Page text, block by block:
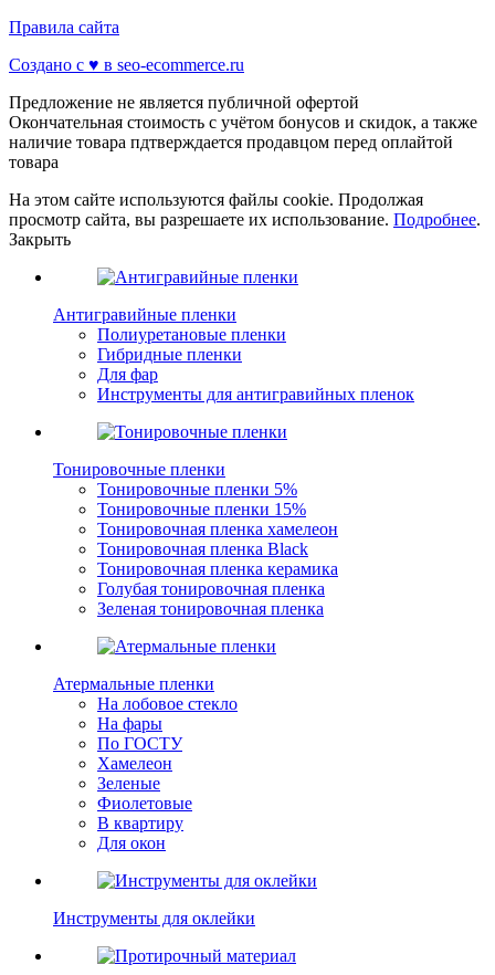
Правила сайта
Создано с ♥️ в seo-ecommerce.ru
Предложение не является публичной офертой
Окончательная стоимость с учётом бонусов и скидок, а также
наличие товара пдтверждается продавцом перед оплайтой
товара
На этом сайте используются файлы cookie. Продолжая
просмотр сайта, вы разрешаете их использование. Подробнее.
Закрыть
Антигравийные пленки
Полиуретановые пленки
Гибридные пленки
Для фар
Инструменты для антигравийных пленок
Тонировочные пленки
Тонировочные пленки 5%
Тонировочные пленки 15%
Тонировочная пленка хамелеон
Тонировочная пленка Black
Тонировочная пленка керамика
Голубая тонировочная пленка
Зеленая тонировочная пленка
Атермальные пленки
На лобовое стекло
На фары
По ГОСТУ
Хамелеон
Зеленые
Фиолетовые
В квартиру
Для окон
Инструменты для оклейки